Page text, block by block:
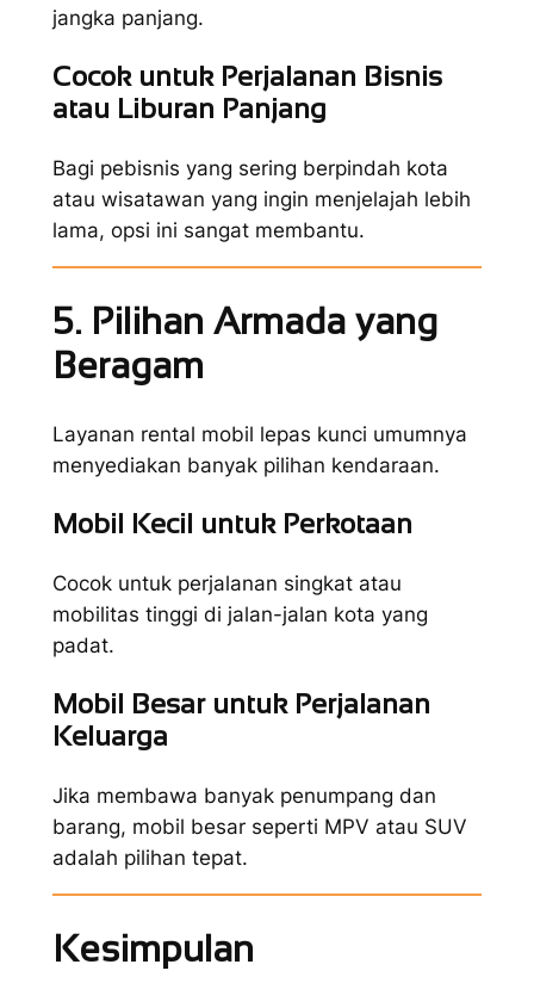
jangka panjang.
Cocok untuk Perjalanan Bisnis
atau Liburan Panjang
Bagi pebisnis yang sering berpindah kota
atau wisatawan yang ingin menjelajah lebih
lama, opsi ini sangat membantu.
5. Pilihan Armada yang
Beragam
Layanan rental mobil lepas kunci umumnya
menyediakan banyak pilihan kendaraan.
Mobil Kecil untuk Perkotaan
Cocok untuk perjalanan singkat atau
mobilitas tinggi di jalan-jalan kota yang
padat.
Mobil Besar untuk Perjalanan
Keluarga
Jika membawa banyak penumpang dan
barang, mobil besar seperti MPV atau SUV
adalah pilihan tepat.
Kesimpulan